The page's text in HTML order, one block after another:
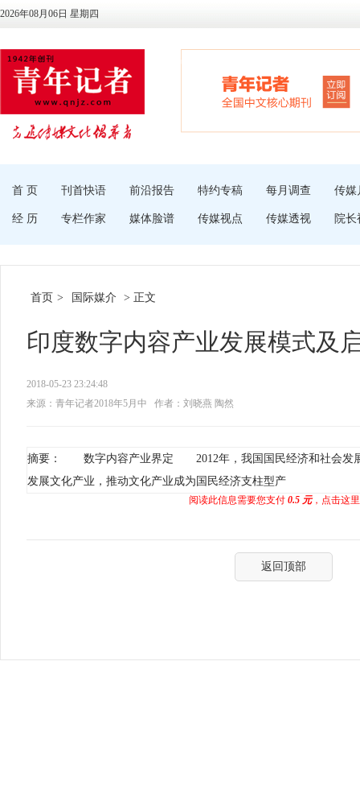
2026年08月06日 星期四
首 页 刊首快语 前沿报告 特约专稿 每月调查 传媒
经 历 专栏作家 媒体脸谱 传媒视点 传媒透视 院长
首页 > 国际媒介 > 正文
印度数字内容产业发展模式及
2018-05-23 23:24:48
来源：青年记者2018年5月中
作者：刘晓燕 陶然
摘要： 数字内容产业界定 2012年，我国国民经济和社会发展
发展文化产业，推动文化产业成为国民经济支柱型产
阅读此信息需要您支付 0.5 元，点击这
返回顶部